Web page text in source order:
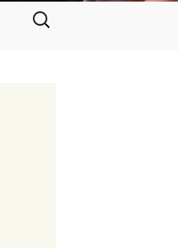
Cari
untuk: